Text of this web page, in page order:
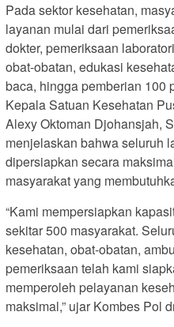
Pada sektor kesehatan,
layanan mulai dari
dokter, pemeriksaan
obat-obatan, edukasi
baca, hingga pemberian 100
Kepala Satuan Kesehatan
Alexy Oktoman Djohansjah,
menjelaskan bahwa seluruh
dipersiapkan secara
masyarakat yang
“Kami mempersiapkan
sekitar 500 masyarakat.
kesehatan, obat-obatan,
pemeriksaan telah kami
memperoleh pelayanan
maksimal,” ujar Kombes Pol